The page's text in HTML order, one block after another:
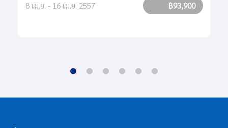
8 เม.ย. - 16 เม.ย. 2557 ฿93,900